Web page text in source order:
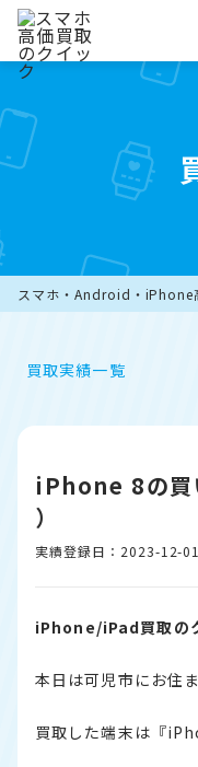
スマホ・Android・iPhone
買取実績一覧
iPhone 8の買
）
実績登録日：2023-12-01
iPhone/iPad買取の
本日は可児市にお住
買取した端末は『